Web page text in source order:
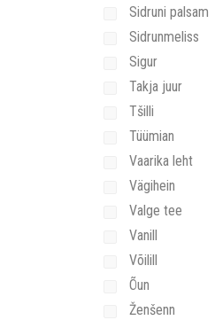
Sidruni palsam
Sidrunmeliss
Sigur
Takja juur
Tšilli
Tüümian
Vaarika leht
Vägihein
Valge tee
Vanill
Võilill
Õun
Ženšenn